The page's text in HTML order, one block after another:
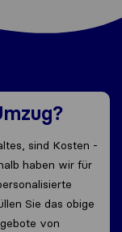
sind Kosten -
haben wir für
Sie das obige
von